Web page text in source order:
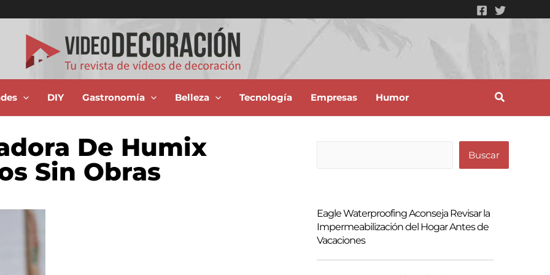
DIY Gastronomía Belleza Tecnología Empresas Humor
De Humix
Sin Obras
a
r
Buscar
Eagle Waterproofing Aconseja Revisar la
Impermeabilización del Hogar Antes de
Vacaciones